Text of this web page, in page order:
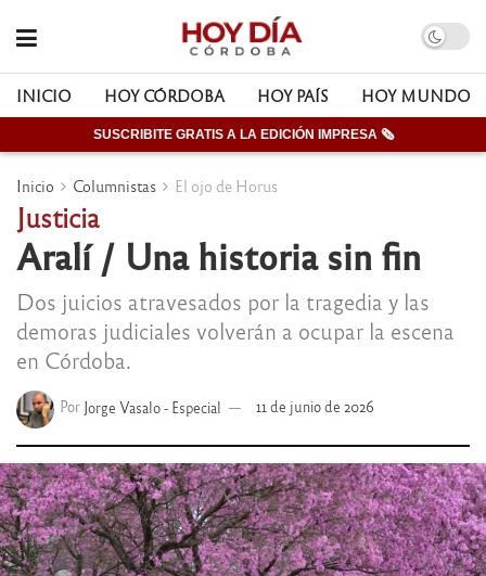
INICIO HOY CÓRDOBA HOY PAÍS HOY MUNDO
SUSCRIBITE GRATIS A LA EDICIÓN IMPRESA 🗞
Inicio Columnistas El ojo de Horus
Justicia
Aralí / Una historia sin fin
Dos juicios atravesados por la tragedia y las
demoras judiciales volverán a ocupar la escena
en Córdoba.
Por Jorge Vasalo - Especial 11 de junio de 2026